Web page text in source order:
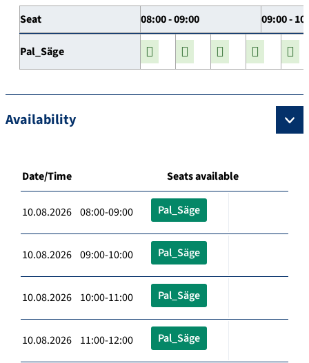
Seat 08:00 - 09:00 09:00 -
Pal_Säge
Availability
Date/Time Seats available
10.08.2026 08:00-09:00 Pal_Säge
10.08.2026 09:00-10:00 Pal_Säge
10.08.2026 10:00-11:00 Pal_Säge
10.08.2026 11:00-12:00 Pal_Säge